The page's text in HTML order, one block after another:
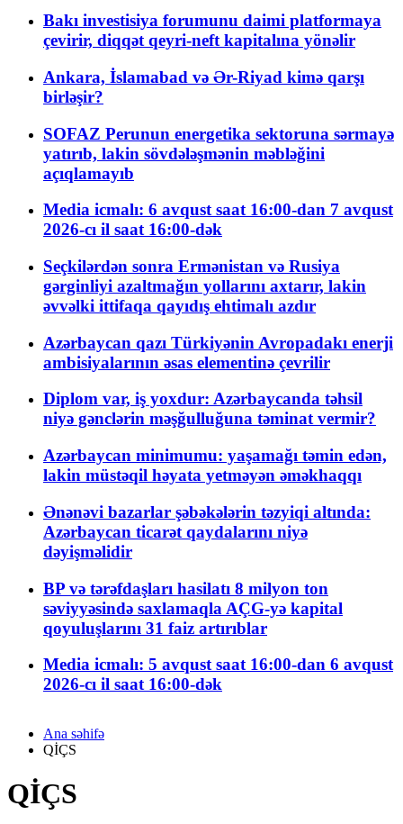
Bakı investisiya forumunu daimi platformaya
çevirir, diqqət qeyri-neft kapitalına yönəlir
Ankara, İslamabad və Ər-Riyad kimə qarşı
birləşir?
SOFAZ Perunun energetika sektoruna sərmayə
yatırıb, lakin sövdələşmənin məbləğini
açıqlamayıb
Media icmalı: 6 avqust saat 16:00-dan 7 avqust
2026-cı il saat 16:00-dək
Seçkilərdən sonra Ermənistan və Rusiya
gərginliyi azaltmağın yollarını axtarır, lakin
əvvəlki ittifaqa qayıdış ehtimalı azdır
Azərbaycan qazı Türkiyənin Avropadakı enerji
ambisiyalarının əsas elementinə çevrilir
Diplom var, iş yoxdur: Azərbaycanda təhsil
niyə gənclərin məşğulluğuna təminat vermir?
Azərbaycan minimumu: yaşamağı təmin edən,
lakin müstəqil həyata yetməyən əməkhaqqı
Ənənəvi bazarlar şəbəkələrin təzyiqi altında:
Azərbaycan ticarət qaydalarını niyə
dəyişməlidir
BP və tərəfdaşları hasilatı 8 milyon ton
səviyyəsində saxlamaqla AÇG-yə kapital
qoyuluşlarını 31 faiz artırıblar
Media icmalı: 5 avqust saat 16:00-dan 6 avqust
2026-cı il saat 16:00-dək
Ana səhifə
QİÇS
QİÇS